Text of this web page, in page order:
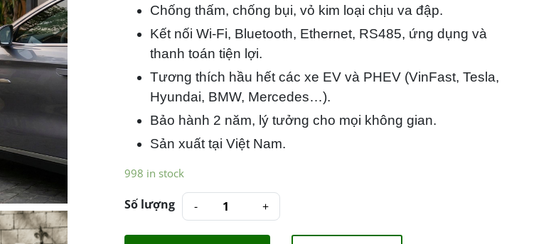
Chống thấm, chống bụi, vỏ kim loại chịu va đập.
Kết nối Wi-Fi, Bluetooth, Ethernet, RS485, ứng dụng và
thanh toán tiện lợi.
Tương thích hầu hết các xe EV và PHEV (VinFast, Tesla,
Hyundai, BMW, Mercedes…).
Bảo hành 2 năm, lý tưởng cho mọi không gian.
Sản xuất tại Việt Nam.
998 in stock
Số lượng